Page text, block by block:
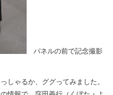
パネルの前で記念撮影
しゃるか、ググってみました。